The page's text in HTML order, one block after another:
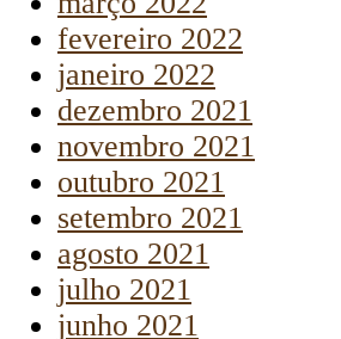
fevereiro 2022
janeiro 2022
dezembro 2021
novembro 2021
outubro 2021
setembro 2021
agosto 2021
julho 2021
junho 2021